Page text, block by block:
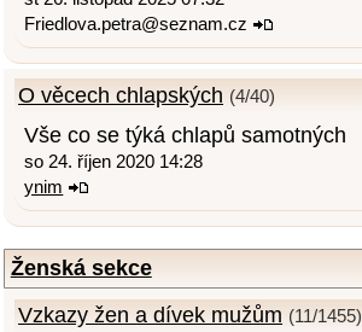
Friedlova.petra@seznam.cz
O věcech chlapských (4/40)
Vše co se týká chlapů samotných
so 24. říjen 2020 14:28
ynim
Ženská sekce
Vzkazy žen a dívek mužům (11/1455)